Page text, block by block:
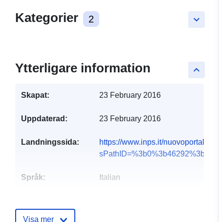
keyboard_arrow_down
Kategorier 2
keyboard_arrow_up
Ytterligare information
Skapat: 23 February 2016
Uppdaterad: 23 February 2016
Landningssida:
https://www.inps.it/
sPathID=%3b0%3b46292%3b&l...
Språk: Italian
Visa mer